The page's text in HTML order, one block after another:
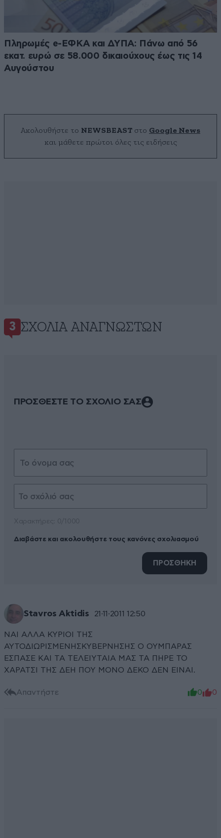
Πληρωμές e-ΕΦΚΑ και ΔΥΠΑ: Πάνω από 56
εκατ. ευρώ σε 58.000 δικαιούχους έως τις 14
Αυγούστου
Ακολουθήστε το NEWSBEAST στο Google News
και μάθετε πρώτοι όλες τις ειδήσεις
3 ΣΧΌΛΙΑ ΑΝΑΓΝΩΣΤΏΝ
ΠΡΟΣΘΕΣΤΕ ΤΟ ΣΧΟΛΙΟ ΣΑΣ
Διαβάστε και ακολουθήστε τους κανόνες σχολιασμού
ΠΡΟΣΘΗΚΗ
Stavros Aktidis 21·11·2011 12:50
ΝΑΙ ΑΛΛΑ ΚΥΡΙΟΙ ΤΗΣ
ΑΥΤΟΔΙΩΡΙΣΜΕΝΗΣΚΥΒΕΡΝΗΣΗΣ Ο ΟΥΜΠΑΡΑΣ
ΕΣΠΑΣΕ ΚΑΙ ΤΑ ΤΕΛΕΙΥΤΑΙΑ ΜΑΣ ΤΑ ΠΗΡΕ ΤΟ
ΧΑΡΑΤΣΙ ΤΗΣ ΔΕΗ ΠΟΥ ΜΟΝΟ ΔΕΚΟ ΔΕΝ ΕΙΝΑΙ.
Απαντήστε 0 0